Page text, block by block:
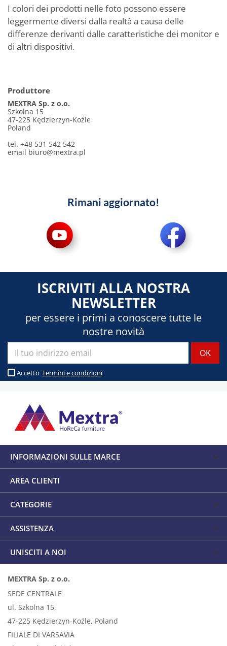
I colori dei prodotti nelle foto possono essere
leggermente diversi dalla realtà a causa delle
differenze derivanti dalle caratteristiche dei monitor e
di altri dispositivi.
Produttore
MEXTRA Sp. z o.o.
Szkolna 15
47-225 Kędzierzyn-Koźle
Poland
tel. +48 531 542 542
email biuro@mextra.pl
Rimani aggiornato!
ISCRIVITI ALLA NOSTRA
NEWSLETTER
per essere i primi a conoscere tutte le
nostre novità
Accetto Termini e condizioni
INFORMAZIONI SULLE MARCE
AREA CLIENTI
CATEGORIE
ASSISTENZA
UNISCITI A NOI
MEXTRA Sp. z o.o.
SEDE CENTRALE
ul. Szkolna 15,
47-225 Kędzierzyn-Koźle, Poland
FILIALE DI VARSAVIA